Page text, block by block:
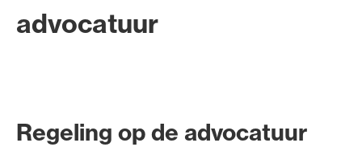
advocatuur
Regeling op de advocatuur
Uitgelicht